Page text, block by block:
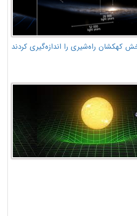
کهکشان راه‌شیری را اندازه‌گیری کردند